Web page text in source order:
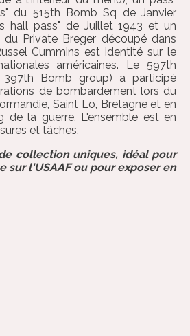
du 515th Bomb Sq de Janvier
hall pass" de Juillet 1943 et un
du Private Breger découpé dans
Cummins est identité sur le
américaines. Le 597th
Bomb group) a participé
de bombardement lors du
Saint Lo, Bretagne et en
de la guerre. L'ensemble est en
et tâches.
collection uniques, idéal pour
sur l'USAAF ou pour exposer en